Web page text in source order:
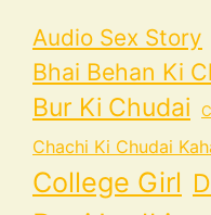
Audio Sex Story
Bhai Behan Ki
Bur Ki Chudai
Chachi Ki Chudai
College Girl